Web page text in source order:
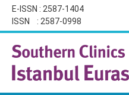
E-ISSN : 2587-1404
ISSN : 2587-0998